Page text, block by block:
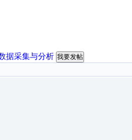
据采集与分析 我要发帖